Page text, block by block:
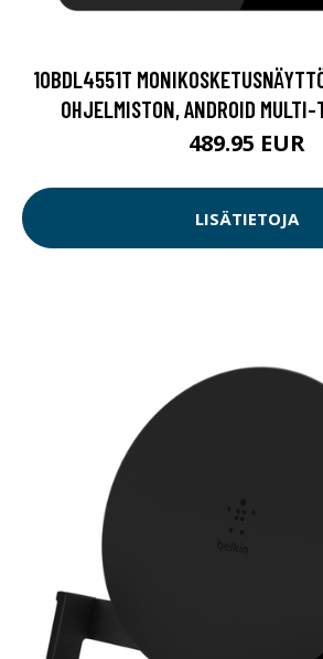
10BDL4551T
OHJELMISTON, ANDROID MULTI-
489.95 EUR
LISÄTIETOJA